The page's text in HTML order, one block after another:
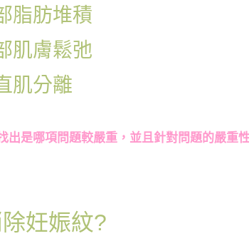
脂肪堆積
肌膚鬆弛
肌分離
出是哪項問題較嚴重，並且針對問題的嚴重
妊娠紋?